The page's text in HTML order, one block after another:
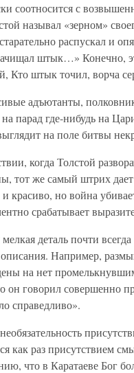
соотносится с
называл «зерном»
распускал и
штык…» Конечно,
Кто штык точил, ворча
адъютанты,
на парад где-нибудь на
на поле битвы
когда Толстой
тот же самый штрих
красиво, но война
срабатывает
деталь почти
Например,
на нет
он говорил совершенно
справедливо».
как раз присутствием
что в Каратаеве Бог